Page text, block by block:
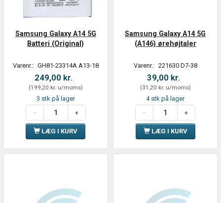
Samsung Galaxy A14 5G
Batteri (Original)
Varenr.: GH81-23314A A13-18
249,00 kr.
(199,20 kr. u/moms)
3 stk på lager
LÆG I KURV
Samsung Galaxy A14 5G
(A146) ørehøjtaler
Varenr.: 221630 D7-38
39,00 kr.
(31,20 kr. u/moms)
4 stk på lager
LÆG I KURV